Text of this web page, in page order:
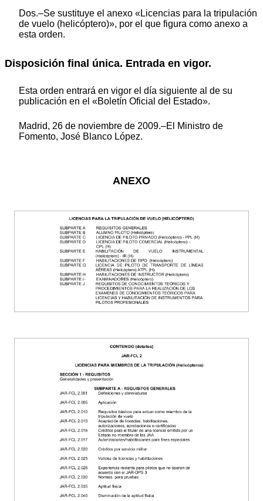
Dos.–Se sustituye el anexo «Licencias para la tripulación
de vuelo (helicóptero)», por el que figura como anexo a
esta orden.
Disposición final única. Entrada en vigor.
Esta orden entrará en vigor el día siguiente al de su
publicación en el «Boletín Oficial del Estado».
Madrid, 26 de noviembre de 2009.–El Ministro de
Fomento, José Blanco López.
ANEXO